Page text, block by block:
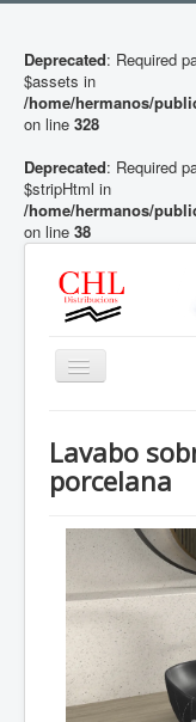
Deprecated: Required
$assets in
/home/hermanos/
on line 328
Deprecated: Required
$stripHtml in
/home/hermanos/
on line 38
Toggle
Navigation
Fichas
Marcas
Nosotros
Blog
Sanitarios
Lavabo
porcelana